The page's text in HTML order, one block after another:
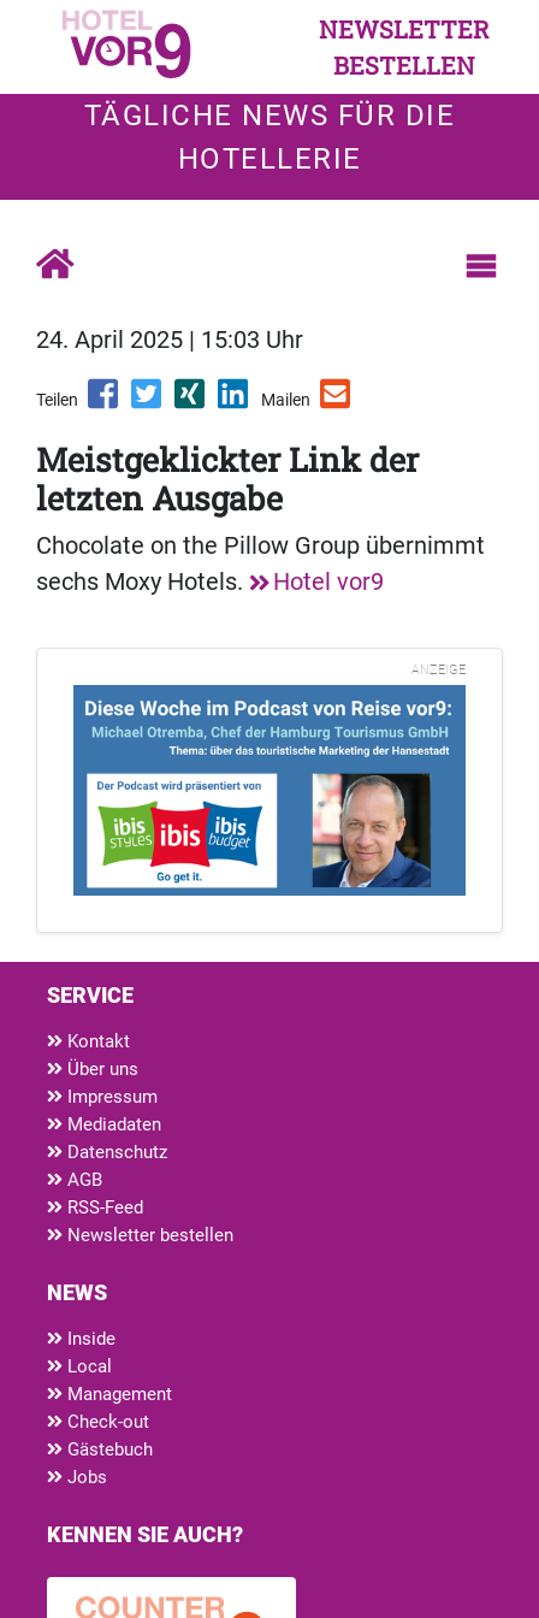
NEWSLETTER
BESTELLEN
TÄGLICHE NEWS FÜR DIE
HOTELLERIE
24. April 2025 | 15:03 Uhr
Teilen Mailen
Meistgeklickter Link der
letzten Ausgabe
Chocolate on the Pillow Group übernimmt
sechs Moxy Hotels.
Hotel vor9
ANZEIGE
SERVICE
Kontakt
Über uns
Impressum
Mediadaten
Datenschutz
AGB
RSS-Feed
Newsletter bestellen
NEWS
Inside
Local
Management
Check-out
Gästebuch
Jobs
KENNEN SIE AUCH?